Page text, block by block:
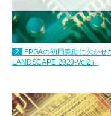
2
FPGAの初回完動に欠か
LANDSCAPE 2020-Vol2）